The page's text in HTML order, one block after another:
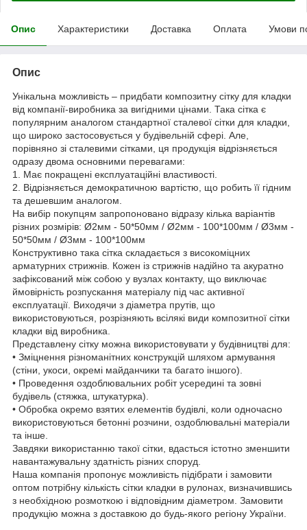
Опис Характеристики Доставка Оплата Умови
Опис
Унікальна можливість – придбати композитну сітку для кладки
від компанії-виробника за вигідними цінами. Така сітка є
популярним аналогом стандартної сталевої сітки для кладки,
що широко застосовується у будівельній сфері. Але,
порівняно зі сталевими сітками, ця продукція відрізняється
одразу двома основними перевагами:
1. Має покращені експлуатаційні властивості.
2. Відрізняється демократичною вартістю, що робить її гідним
та дешевшим аналогом.
На вибір покупцям запропоновано відразу кілька варіантів
різних розмірів: Ø2мм - 50*50мм / Ø2мм - 100*100мм / Ø3мм -
50*50мм / Ø3мм - 100*100мм
Конструктивно така сітка складається з високоміцних
арматурних стрижнів. Кожен із стрижнів надійно та акуратно
зафіксований між собою у вузлах контакту, що виключає
ймовірність розпускання матеріалу під час активної
експлуатації. Виходячи з діаметра прутів, що
використовуються, розрізняють всілякі види композитної сітки
кладки від виробника.
Представлену сітку можна використовувати у будівництві для:
• Зміцнення різноманітних конструкцій шляхом армування
(стіни, укоси, окремі майданчики та багато іншого).
• Проведення оздоблювальних робіт усередині та зовні
будівель (стяжка, штукатурка).
• Обробка окремо взятих елементів будівлі, коли одночасно
використовуються бетонні розчини, оздоблювальні матеріали
та інше.
Завдяки використанню такої сітки, вдасться істотно зменшити
навантажувальну здатність різних споруд.
Наша компанія пропонує можливість підібрати і замовити
оптом потрібну кількість сітки кладки в рулонах, визначившись
з необхідною розмоткою і відповідним діаметром. Замовити
продукцію можна з доставкою до будь-якого регіону України.